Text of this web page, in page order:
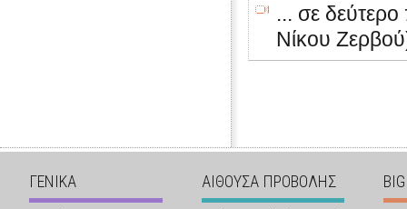
... σε
Νίκου
ΓΕΝΙΚΑ ΑΙΘΟΥΣΑ ΠΡΟΒΟΛΗΣ